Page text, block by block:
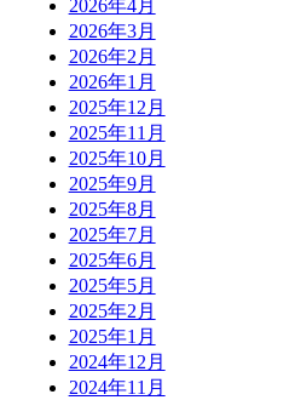
2026年4月
2026年3月
2026年2月
2026年1月
2025年12月
2025年11月
2025年10月
2025年9月
2025年8月
2025年7月
2025年6月
2025年5月
2025年2月
2025年1月
2024年12月
2024年11月